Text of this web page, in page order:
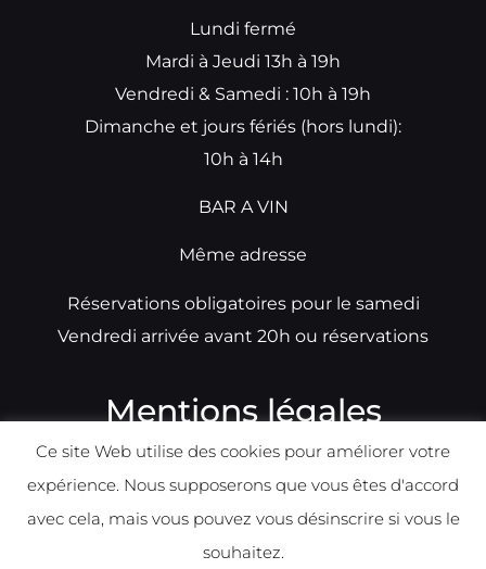
Lundi fermé
Mardi à Jeudi 13h à 19h
Vendredi & Samedi : 10h à 19h
Dimanche et jours fériés (hors lundi):
10h à 14h
BAR A VIN
Même adresse
Réservations obligatoires pour le samedi
Vendredi arrivée avant 20h ou réservations
Mentions légales
Ce site Web utilise des cookies pour améliorer votre
expérience. Nous supposerons que vous êtes d'accord
avec cela, mais vous pouvez vous désinscrire si vous le
souhaitez.